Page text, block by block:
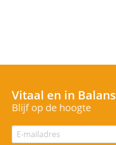
Vitaal en in Balans
Blijf op de hoogte